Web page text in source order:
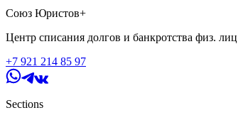
Союз Юристов+
Центр списания долгов и банкротства физ. лиц
+7 921 214 85 97
Sections